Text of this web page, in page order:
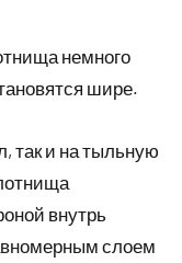
немного
шире.
так и на тыльную
внутрь
слоем